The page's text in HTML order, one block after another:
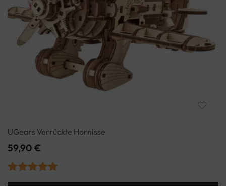
UGears Verrückte Hornisse
59,90 €
Bewertet mit